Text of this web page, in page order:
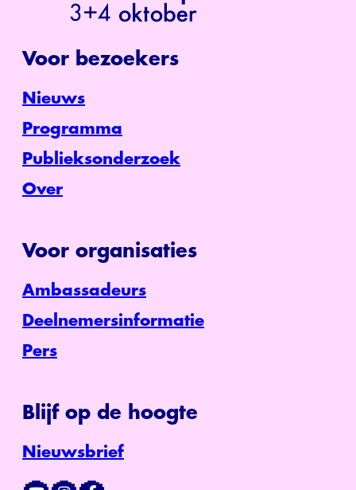
Voor bezoekers
Nieuws
Programma
Publieksonderzoek
Over
Voor organisaties
Ambassadeurs
Deelnemersinformatie
Pers
Blijf op de hoogte
Nieuwsbrief